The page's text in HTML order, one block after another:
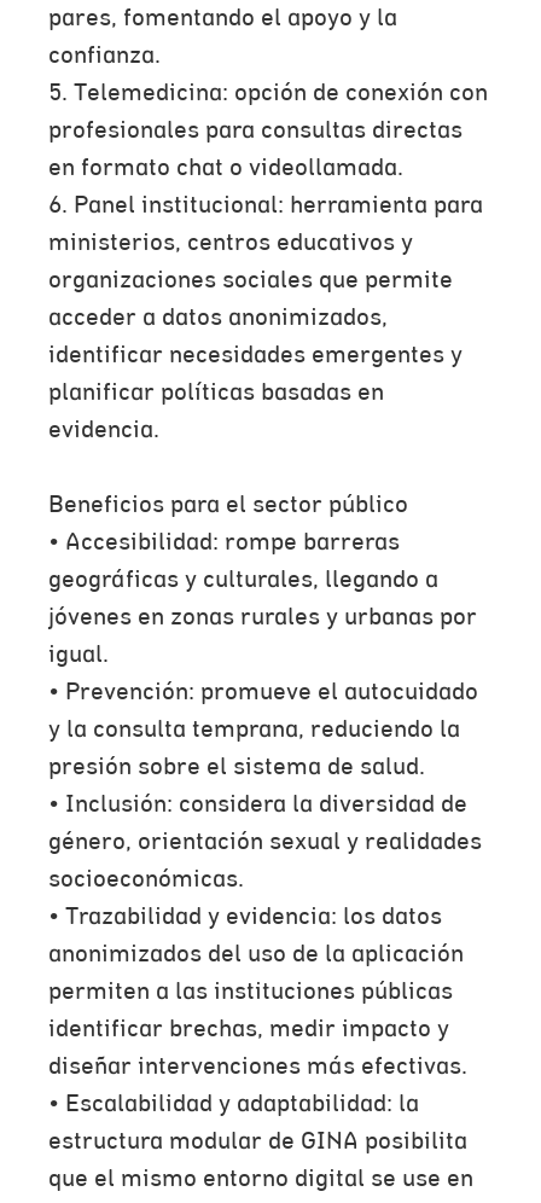
pares, fomentando el apoyo y la
confianza.
5. Telemedicina: opción de conexión con
profesionales para consultas directas
en formato chat o videollamada.
6. Panel institucional: herramienta para
ministerios, centros educativos y
organizaciones sociales que permite
acceder a datos anonimizados,
identificar necesidades emergentes y
planificar políticas basadas en
evidencia.
Beneficios para el sector público
• Accesibilidad: rompe barreras
geográficas y culturales, llegando a
jóvenes en zonas rurales y urbanas por
igual.
• Prevención: promueve el autocuidado
y la consulta temprana, reduciendo la
presión sobre el sistema de salud.
• Inclusión: considera la diversidad de
género, orientación sexual y realidades
socioeconómicas.
• Trazabilidad y evidencia: los datos
anonimizados del uso de la aplicación
permiten a las instituciones públicas
identificar brechas, medir impacto y
diseñar intervenciones más efectivas.
• Escalabilidad y adaptabilidad: la
estructura modular de GINA posibilita
que el mismo entorno digital se use en